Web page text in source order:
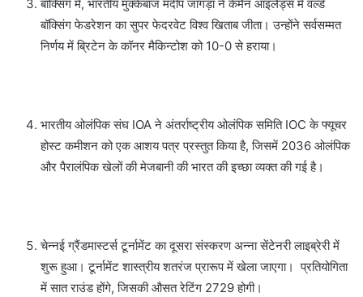
बॉक्सिंग में, भारतीय मुक्केबाज मंदीप जांगड़ा ने केमैन आइलैंड्स में वर्ल्ड
बॉक्सिंग फेडरेशन का सुपर फेदरवेट विश्व खिताब जीता। उन्होंने सर्वसम्मत
निर्णय में ब्रिटेन के कॉनर मैकिन्टोश को 10-0 से हराया।
भारतीय ओलंपिक संघ IOA ने अंतर्राष्ट्रीय ओलंपिक समिति IOC के फ्यूचर
होस्ट कमीशन को एक आशय पत्र प्रस्तुत किया है, जिसमें 2036 ओलंपिक
और पैरालंपिक खेलों की मेजबानी की भारत की इच्छा व्यक्त की गई है।
चेन्नई ग्रैंडमास्टर्स टूर्नामेंट का दूसरा संस्करण अन्ना सेंटेनरी लाइब्रेरी में
शुरू हुआ। टूर्नामेंट शास्त्रीय शतरंज प्रारूप में खेला जाएगा। प्रतियोगिता
में सात राउंड होंगे, जिसकी औसत रेटिंग 2729 होगी।